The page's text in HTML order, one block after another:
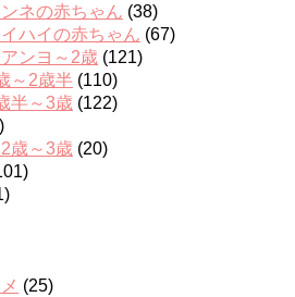
ネの赤ちゃん (38)
ハイの赤ちゃん (67)
ンヨ～2歳 (121)
～2歳半 (110)
半～3歳 (122)
歳～3歳 (20)
(25)